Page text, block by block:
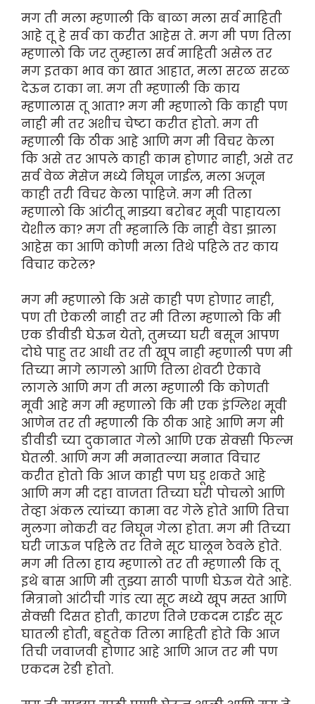
मग ती मला म्हणाली कि बाळा मला सर्व माहिती
आहे तू हे सर्व का करीत आहेस ते. मग मी पण तिला
म्हणालो कि जर तुम्हाला सर्व माहिती असेल तर
मग इतका भाव का खात आहात, मला सरळ सरळ
देऊन टाका ना. मग ती म्हणाली कि काय
म्हणालास तू आता? मग मी म्हणालो कि काही पण
नाही मी तर अशीच चेष्टा करीत होतो. मग ती
म्हणाली कि ठीक आहे आणि मग मी विचर केला
कि असे तर आपले काही काम होणार नाही, असे तर
सर्व वेळ मेसेज मध्ये निघून जाईल, मला अजून
काही तरी विचर केला पाहिजे. मग मी तिला
म्हणालो कि आंटीतू माझ्या बरोबर मूवी पाहायला
येशील का? मग ती म्हनालि कि नाही वेडा झाला
आहेस का आणि कोणी मला तिथे पहिले तर काय
विचार करेल?
मग मी म्हणालो कि असे काही पण होणार नाही,
पण ती ऐकली नाही तर मी तिला म्हणालो कि मी
एक डीवीडी घेऊन येतो, तुमच्या घरी बसून आपण
दोघे पाहु तर आधी तर ती खूप नाही म्हणाली पण मी
तिच्या मागे लागलो आणि तिला शेवटी ऐकावे
लागले आणि मग ती मला म्हणाली कि कोणती
मूवी आहे मग मी म्हणालो कि मी एक इंग्लिश मूवी
आणेन तर ती म्हणाली कि ठीक आहे आणि मग मी
डीवीडी च्या दुकानात गेलो आणि एक सेक्सी फिल्म
घेतली. आणि मग मी मनातल्या मनात विचार
करीत होतो कि आज काही पण घडू शकते आहे
आणि मग मी दहा वाजता तिच्या घरी पोचलो आणि
तेव्हा अंकल त्यांच्या कामा वर गेले होते आणि तिचा
मुलगा नोकरी वर निघून गेला होता. मग मी तिच्या
घरी जाऊन पहिले तर तिने सूट घालून ठेवले होते.
मग मी तिला हाय म्हणालो तर ती म्हणाली कि तू
इथे बास आणि मी तुझ्या साठी पाणी घेऊन येते आहे.
मित्रानो आंटीची गांड त्या सूट मध्ये खूप मस्त आणि
सेक्सी दिसत होती, कारण तिने एकदम टाईट सूट
घातली होती, बहुतेक तिला माहिती होते कि आज
तिची जवाजवी होणार आहे आणि आज तर मी पण
एकदम रेडी होतो.